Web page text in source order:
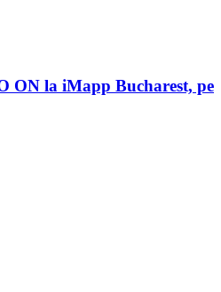
ON la iMapp Bucharest, pe